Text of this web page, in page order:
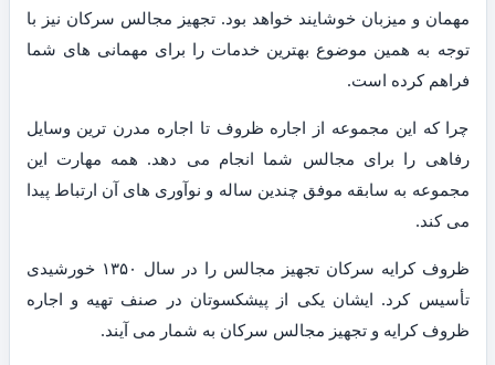
مهمان و میزبان خوشایند خواهد بود. تجهیز مجالس سرکان نیز با
توجه به همین موضوع بهترین خدمات را برای مهمانی های شما
فراهم کرده است.
چرا که این مجموعه از اجاره ظروف تا اجاره مدرن ترین وسایل
رفاهی را برای مجالس شما انجام می دهد. همه مهارت این
مجموعه به سابقه موفق چندین ساله و نوآوری های آن ارتباط پیدا
می کند.
ظروف کرایه سرکان تجهیز مجالس را در سال ۱۳۵۰ خورشیدی
تأسیس کرد. ایشان یکی از پیشکسوتان در صنف تهیه و اجاره
ظروف کرایه و تجهیز مجالس سرکان به شمار می آیند.